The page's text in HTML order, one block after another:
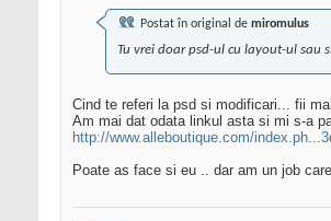
Postat în original de miromulus
Tu vrei doar psd-ul cu layout-ul sau
Cind te referi la psd si modificari... fii
Am mai dat odata linkul asta si mi s-a
http://www.alleboutique.com/
Poate as face si eu .. dar am un job